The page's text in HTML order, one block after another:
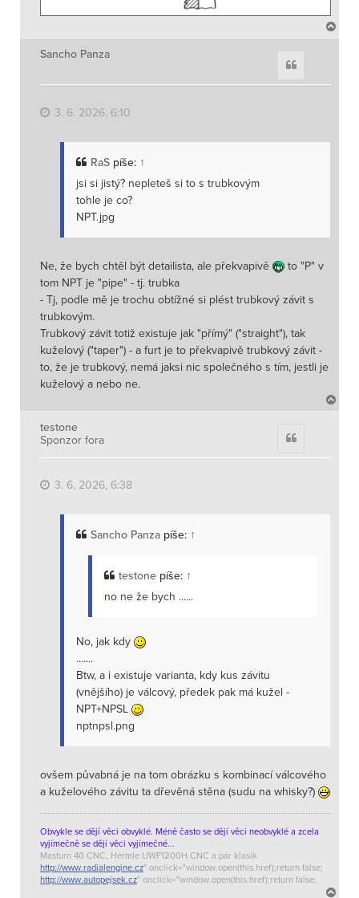
a
Sancho Panza
3. 6. 2026, 6:10
RaS píše: ↑
jsi si jistý? nepleteš si to s trubkovým
tohle je co?
NPT.jpg
Ne, že bych chtěl být detailista, ale překvapivě
to "P" v
tom NPT je "pipe" - tj. trubka
- Tj, podle mě je trochu obtížné si plést trubkový závit s
trubkovým.
Trubkový závit totiž existuje jak "přímý" ("straight"), tak
kuželový ("taper") - a furt je to překvapivě trubkový závit -
to, že je trubkový, nemá jaksi nic společného s tím, jestli je
kuželový a nebo ne.
a
testone
Sponzor fora
3. 6. 2026, 6:38
Sancho Panza píše: ↑
testone píše: ↑
no ne že bych ......
No, jak kdy
.......
Btw, a i existuje varianta, kdy kus závitu
(vnějšího) je válcový, předek pak má kužel -
NPT+NPSL
nptnpsl.png
ovšem půvabná je na tom obrázku s kombinací válcového
a kuželového závitu ta dřevěná stěna (sudu na whisky?)
Obvykle se dějí věci obvyklé. Méně často se dějí věci neobvyklé a zcela
vyjímečně se dějí věci vyjímečné...
Masturn 40 CNC, Hermle UWF1200H CNC a pár klasik
http://www.radialengine.cz" onclick="window.open(this.href);return false;
http://www.autopejsek.cz" onclick="window.open(this.href);return false;